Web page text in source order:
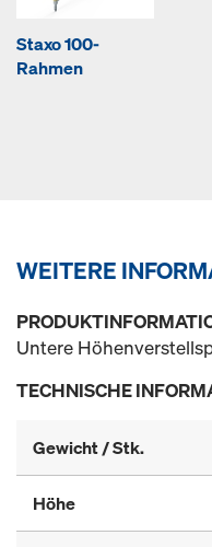
Staxo 100-
Rahmen
WEITERE
Untere
TECHNISCHE
Gewicht / Stk.
Höhe